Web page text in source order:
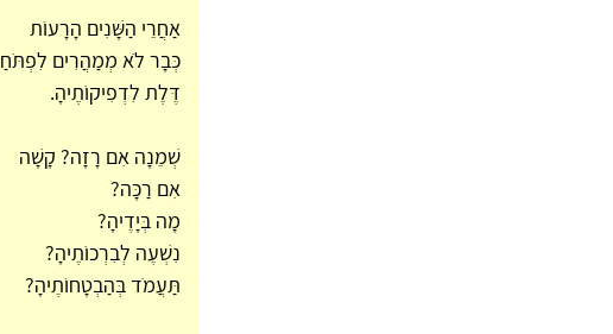
אַחֲרֵי הַשָּׁנִים הָרָעוֹת
כְּבָר לֹא מְמַהֲרִים לִפְתֹּחַ
דֶּלֶת לִדְפִיקוֹתֶיהָ.
שְׁמֵנָה אִם רָזָה? קָשָׁה
אִם רַכָּה?
מָה בְּיָדֶיהָ?
נִשְׁעֶה לְבִרְכוֹתֶיהָ?
תַּעֲמֹד בְּהַבְטָחוֹתֶיהָ?